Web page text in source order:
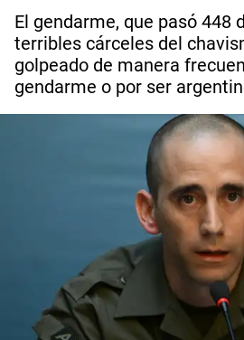
El gendarme, que pasó 448
terribles cárceles del
golpeado de manera
gendarme o por ser